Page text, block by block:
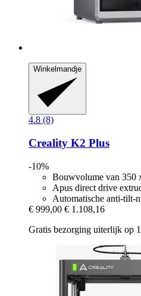
Winkelmandje
4.8 (8)
Creality K2 Plus
-10%
Bouwvolume van 350
Apus direct drive
Automatische anti-tilt-
€ 999,00 € 1.108,16
Gratis bezorging uiterlijk op